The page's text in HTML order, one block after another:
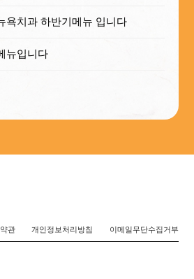
욕치과 하반기메뉴 입니다
뉴입니다
관 개인정보처리방침 이메일무단수집거부